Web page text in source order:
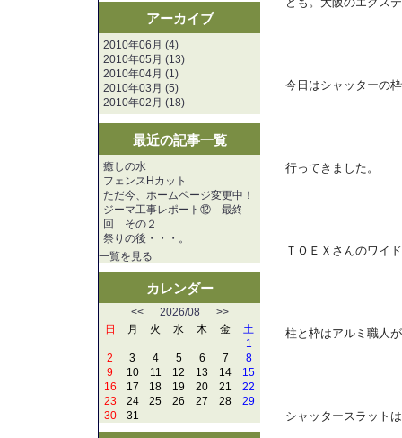
今日はシャッターの
行ってきました。
ＴＯＥＸさんのワイ
柱と枠はアルミ職人
シャッタースラット
アーカイブ
2010年06月 (4)
2010年05月 (13)
2010年04月 (1)
2010年03月 (5)
2010年02月 (18)
最近の記事一覧
癒しの水
フェンスHカット
ただ今、ホームページ変更中！
ジーマ工事レポート⑫ 最終
回 その２
祭りの後・・・。
一覧を見る
カレンダー
<<2026/08 >>
日
月 火 水 木 金
土
1
2
3 4 5 6 7
8
9
10 11 12 13 14
15
16
17 18 19 20 21
22
23
24 25 26 27 28
29
30
31